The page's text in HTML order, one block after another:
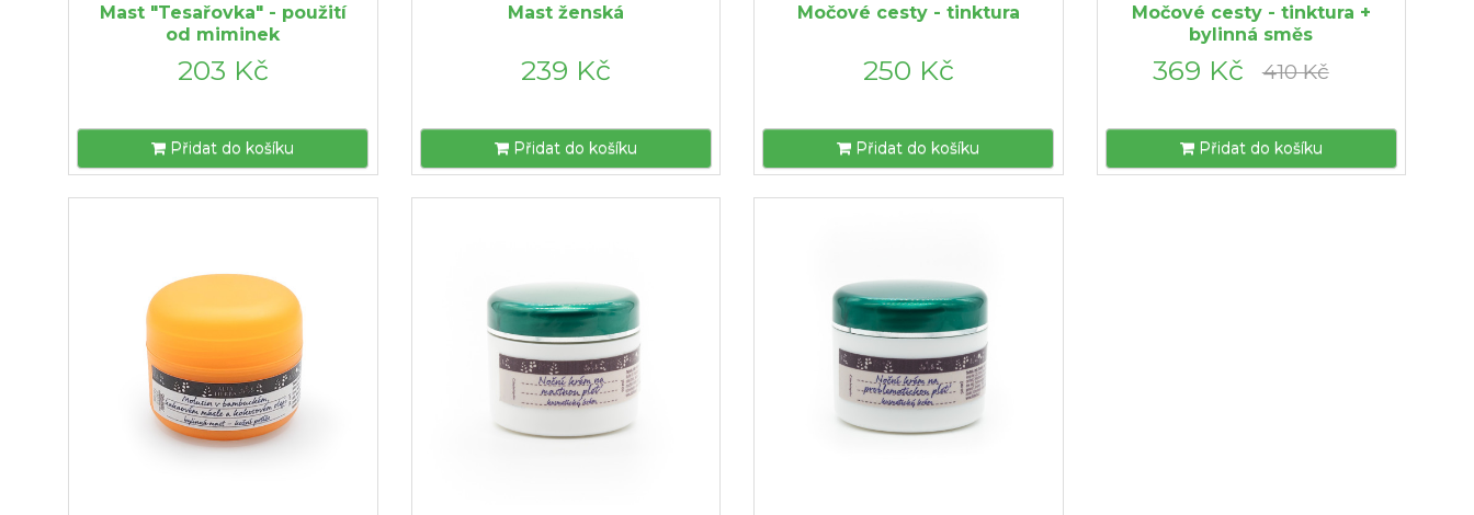
Mast "Tesařovka" - použití
od miminek
203 Kč
Přidat do košíku
Mast ženská
239 Kč
Přidat do košíku
Močové cesty - tinktura
250 Kč
Přidat do košíku
Močové cesty - tinktura +
bylinná směs
369 Kč 410 Kč
Přidat do košíku